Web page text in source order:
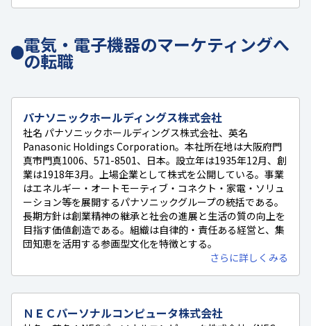
電気・電子機器のマーケティングへ
の転職
パナソニックホールディングス株式会社
社名 パナソニックホールディングス株式会社、英名
Panasonic Holdings Corporation。本社所在地は大阪府門
真市門真1006、571-8501、日本。設立年は1935年12月、創
業は1918年3月。上場企業として株式を公開している。事業
はエネルギー・オートモーティブ・コネクト・家電・ソリュ
ーション等を展開するパナソニックグループの統括である。
長期方針は創業精神の継承と社会の進展と生活の質の向上を
目指す価値創造である。組織は自律的・責任ある経営と、集
団知恵を活用する参画型文化を特徴とする。
さらに詳しくみる
ＮＥＣパーソナルコンピュータ株式会社